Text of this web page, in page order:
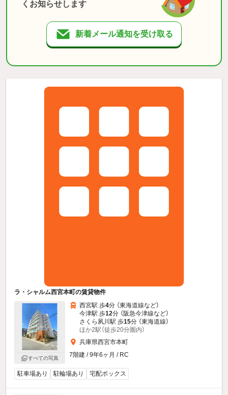
くお知らせします
新着メール通知を受け取る
ラ・シャルム西宮本町の賃貸物件
すべての写真
西宮駅 歩4分 （東海道線など）
今津駅 歩12分 （阪急今津線など）
さくら夙川駅 歩15分 （東海道線）
ほか2駅（徒歩20分圏内）
兵庫県西宮市本町
7階建 / 9年6ヶ月 / RC
駐車場あり 駐輪場あり 宅配ボックス